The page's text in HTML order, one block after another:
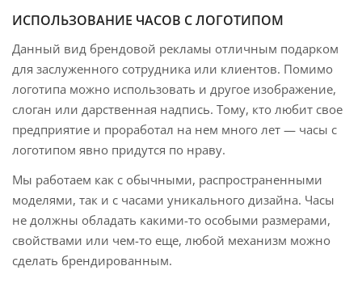
ИСПОЛЬЗОВАНИЕ ЧАСОВ С ЛОГОТИПОМ
Данный вид брендовой рекламы отличным подарком
для заслуженного сотрудника или клиентов. Помимо
логотипа можно использовать и другое изображение,
слоган или дарственная надпись. Тому, кто любит свое
предприятие и проработал на нем много лет — часы с
логотипом явно придутся по нраву.
Мы работаем как с обычными, распространенными
моделями, так и с часами уникального дизайна. Часы
не должны обладать какими-то особыми размерами,
свойствами или чем-то еще, любой механизм можно
сделать брендированным.